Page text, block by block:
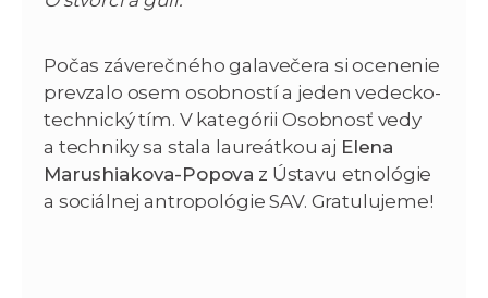
Počas záverečného galavečera si ocenenie
prevzalo osem osobností a jeden vedecko-
technický tím. V kategórii Osobnosť vedy
a techniky sa stala laureátkou aj Elena
Marushiakova-Popova z Ústavu etnológie
a sociálnej antropológie SAV. Gratulujeme!